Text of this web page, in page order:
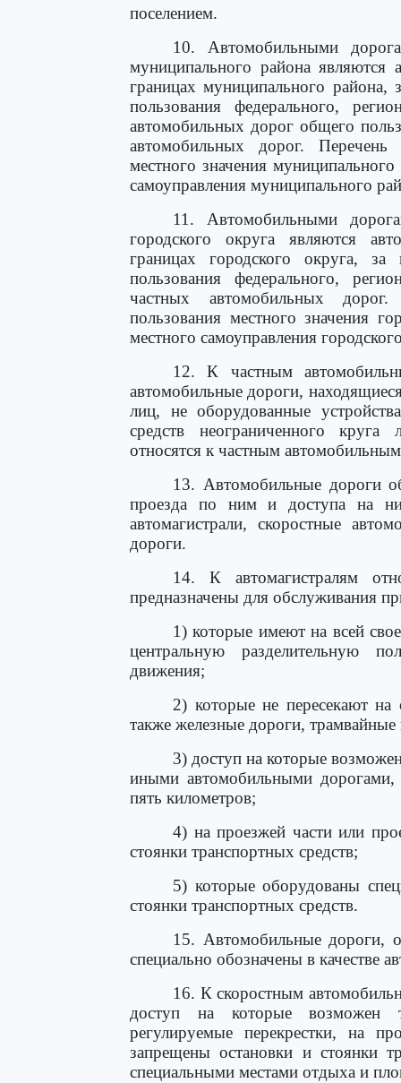
поселением.
10. Автомобильными
муниципального района являются
границах муниципального
пользования федерального,
автомобильных дорог общего
автомобильных дорог.
местного значения
самоуправления муниципального
11. Автомобильными
городского округа являются
границах городского округа,
пользования федерального,
частных автомобильных
пользования местного значения
местного самоуправления
12. К частным
автомобильные дороги,
лиц, не оборудованные
средств неограниченного
относятся к частным
13. Автомобильные дороги
проезда по ним и доступа на
автомагистрали, скоростные
дороги.
14. К автомагистралям
предназначены для обслуживания
1) которые имеют на всей
центральную разделительную
движения;
2) которые не пересекают
также железные дороги,
3) доступ на которые
иными автомобильными
пять километров;
4) на проезжей части или
стоянки транспортных средств;
5) которые оборудованы
стоянки транспортных средств.
15. Автомобильные дороги,
специально обозначены в качестве
16. К скоростным
доступ на которые возможен
регулируемые перекрестки, на
запрещены остановки и стоянки
специальными местами отдыха и